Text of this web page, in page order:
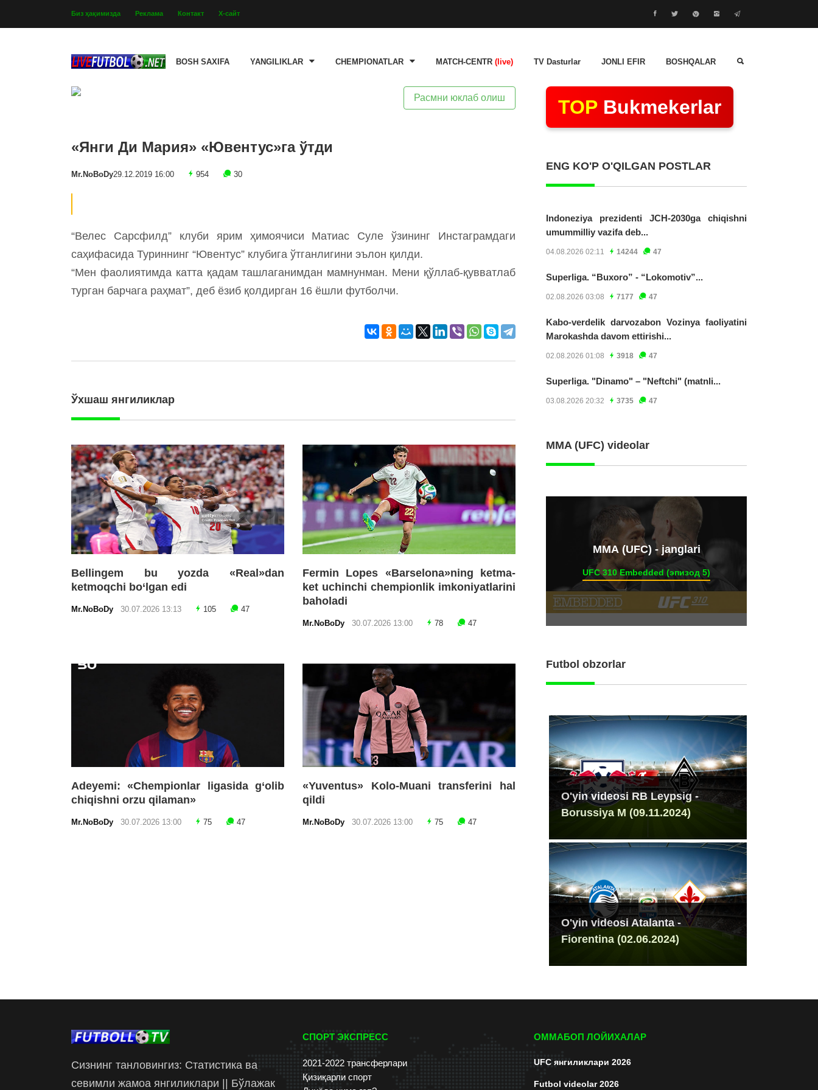
Биз ҳақимизда Реклама Контакт Х-сайт
BOSH SAXIFA YANGILIKLAR CHEMPIONATLAR MATCH-CENTR (live) TV Dasturlar JONLI EFIR BOSHQALAR
Расмни юклаб олиш
«Янги Ди Мария» «Ювентус»га ўтди
Mr.NoBoDy29.12.2019 16:00 954 30
“Велес Сарсфилд” клуби ярим ҳимоячиси Матиас Суле ўзининг Инстаграмдаги
саҳифасида Туриннинг “Ювентус” клубига ўтганлигини эълон қилди.
“Мен фаолиятимда катта қадам ташлаганимдан мамнунман. Мени қўллаб-қувватлаб
турган барчага раҳмат”, деб ёзиб қолдирган 16 ёшли футболчи.
Ўхшаш янгиликлар
Bellingem bu yozda «Real»dan
ketmoqchi bo‘lgan edi
Mr.NoBoDy 30.07.2026 13:13 105 47
Fermin Lopes «Barselona»ning ketma-
ket uchinchi chempionlik imkoniyatlarini
baholadi
Mr.NoBoDy 30.07.2026 13:00 78 47
Adeyemi: «Chempionlar ligasida g‘olib
chiqishni orzu qilaman»
Mr.NoBoDy 30.07.2026 13:00 75 47
«Yuventus» Kolo-Muani transferini hal
qildi
Mr.NoBoDy 30.07.2026 13:00 75 47
TOP Bukmekerlar
ENG KO'P O'QILGAN POSTLAR
Indoneziya prezidenti JCH-2030ga chiqishni
umummilliy vazifa deb...
04.08.2026 02:11 14244 47
Superliga. “Buxoro” - “Lokomotiv”...
02.08.2026 03:08 7177 47
Kabo-verdelik darvozabon Vozinya faoliyatini
Marokashda davom ettirishi...
02.08.2026 01:08 3918 47
Superliga. "Dinamo" – "Neftchi" (matnli...
03.08.2026 20:32 3735 47
MMA (UFC) videolar
ММА (UFC) - janglari
UFC 310 Embedded (эпизод 5)
Futbol obzorlar
O'yin videosi RB Leypsig -
Borussiya M (09.11.2024)
O'yin videosi Atalanta -
Fiorentina (02.06.2024)
Сизнинг танловингиз: Статистика ва
севимли жамоа янгиликлари || Бўлажак
СПОРТ ЭКСПРЕСС
2021-2022 трансферлари
Қизиқарли спорт
ОММАБОП ЛОЙИХАЛАР
UFC янгиликлари 2026
Futbol videolar 2026